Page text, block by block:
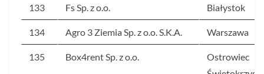
133 Fs Sp. z o.o. Białystok
134 Agro 3 Ziemia Sp. z o.o. S.K.A. Warszawa
135 Box4rent Sp. z o.o.
Ostrowiec